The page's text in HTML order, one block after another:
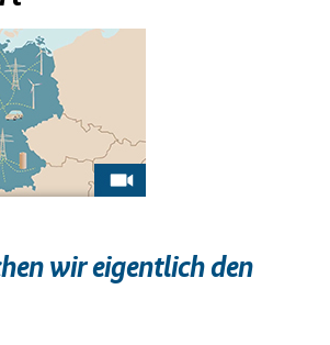
wir eigentlich den